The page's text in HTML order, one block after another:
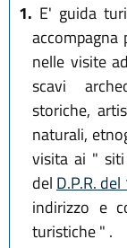
1. E' guida
nelle visite
scavi
storiche,
naturali,
visita ai "
del D.P.R.
indirizzo e
turistiche " .